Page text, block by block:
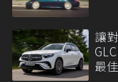
讓
最